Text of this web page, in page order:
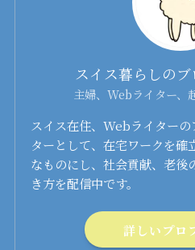
スイス暮らしの
主婦、Webライター、
スイス在住、Webライター
ターとして、在宅ワークを確
なものにし、社会貢献、老後
き方を配信中です。
詳しいプロ